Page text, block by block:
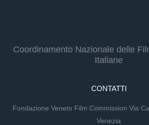
Coordinamento Nazionale delle
Italiane
CONTATTI
Fondazione Veneto Film Commission Via
Venezia